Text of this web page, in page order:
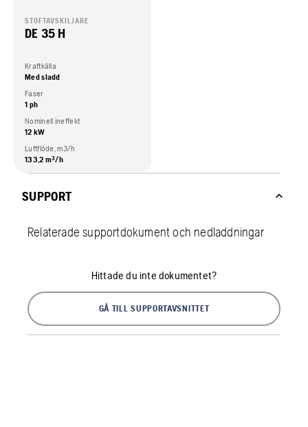
STOFTAVSKILJARE
DE 35 H
Kraftkälla
Med sladd
Faser
1 ph
Nominell ineffekt
12 kW
Luftflöde, m3/h
133,2 m³/h
SUPPORT
Relaterade supportdokument och nedladdningar
Hittade du inte dokumentet?
GÅ TILL SUPPORTAVSNITTET